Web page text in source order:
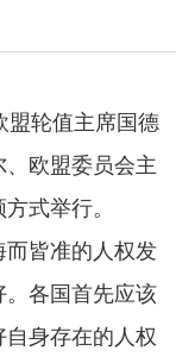
轮值主席国德
欧盟委员会主
式举行。
皆准的人权发
各国首先应该
身存在的人权